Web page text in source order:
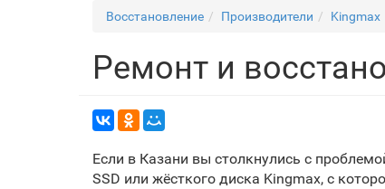
Восстановление Производители Kingmax
Ремонт и
Если в Казани вы столкнулись с
SSD или жёсткого диска Kingmax, с